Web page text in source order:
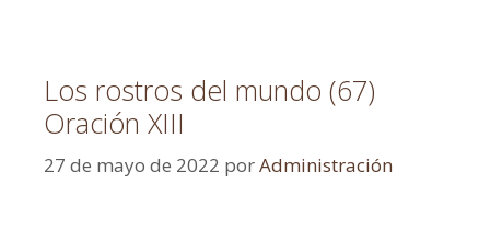
Los rostros del mundo (67)
Oración XIII
27 de mayo de 2022 porAdministración